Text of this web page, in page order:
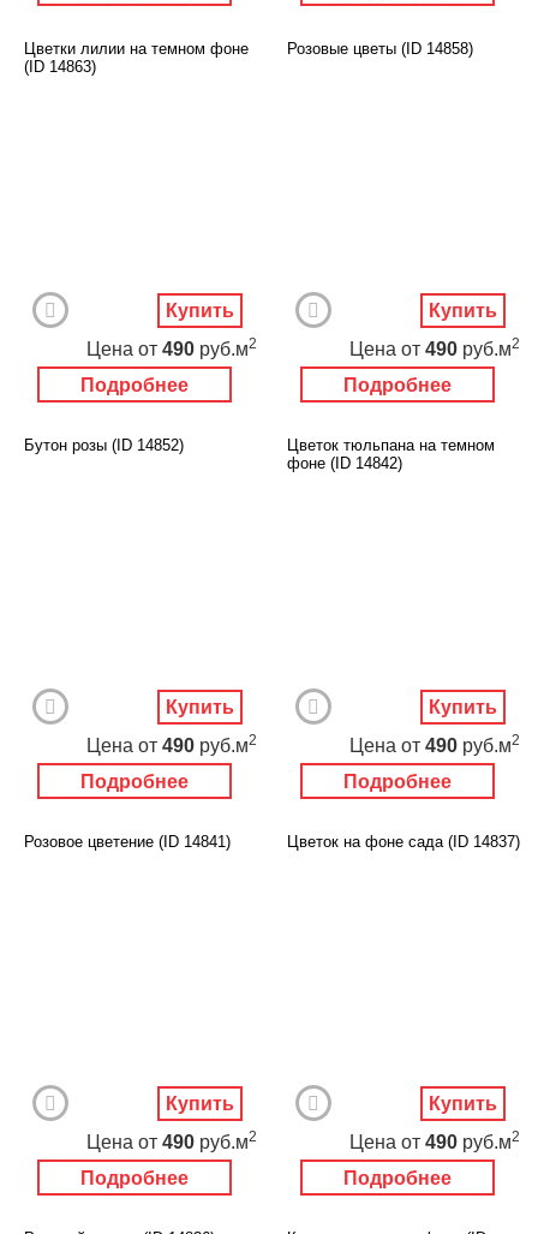
Цветки лилии на темном фоне
(ID 14863)
Подробнее
Цена от 490 руб.м2
Купить
Розовые цветы (ID 14858)
Подробнее
Цена от 490 руб.м2
Купить
Бутон розы (ID 14852)
Подробнее
Цена от 490 руб.м2
Купить
Цветок тюльпана на темном
фоне (ID 14842)
Подробнее
Цена от 490 руб.м2
Купить
Розовое цветение (ID 14841)
Подробнее
Цена от 490 руб.м2
Купить
Цветок на фоне сада (ID 14837)
Подробнее
Цена от 490 руб.м2
Купить